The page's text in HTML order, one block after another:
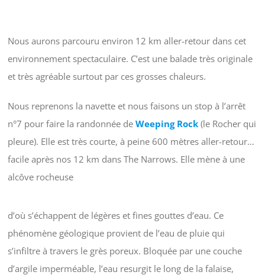
Nous aurons parcouru environ 12 km aller-retour dans cet
environnement spectaculaire. C’est une balade très originale
et très agréable surtout par ces grosses chaleurs.
Nous reprenons la navette et nous faisons un stop à l’arrêt
n°7 pour faire la randonnée de Weeping Rock(le Rocher qui
pleure). Elle est très courte, à peine 600 mètres aller-retour…
facile après nos 12 km dans The Narrows. Elle mène à une
alcôve rocheuse
d’où s’échappent de légères et fines gouttes d’eau. Ce
phénomène géologique provient de l’eau de pluie qui
s’infiltre à travers le grès poreux. Bloquée par une couche
d’argile imperméable, l’eau resurgit le long de la falaise,